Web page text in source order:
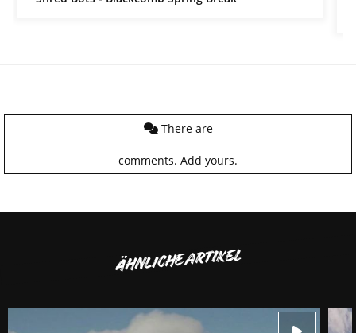
There are
comments. Add yours.
ÄHNLICHE ARTIKEL